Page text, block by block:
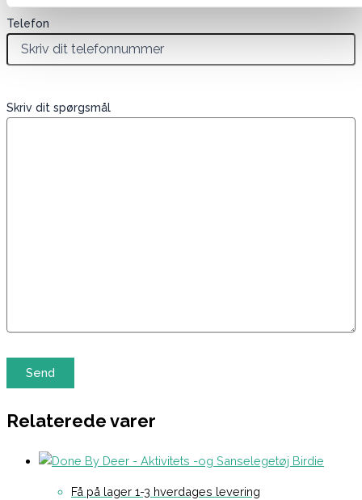
Telefon
Skriv dit spørgsmål
Relaterede varer
Få på lager 1-3 hverdages levering